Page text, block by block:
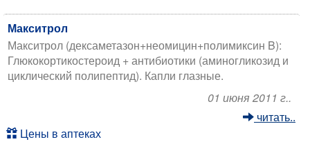
Макситрол
Макситрол (дексаметазон+неомицин+полимиксин B):
Глюкокортикостероид + антибиотики (аминогликозид и
циклический полипептид). Капли глазные.
01 июня 2011 г..
читать..
Цены в аптеках